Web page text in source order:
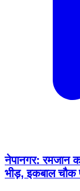
नेपानगर: रमजान
भीड़, इकबाल चौक